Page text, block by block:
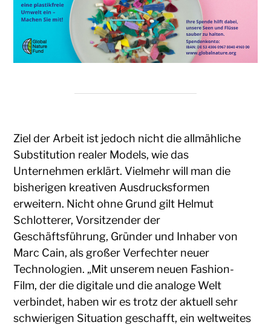
Ziel der Arbeit ist jedoch nicht die allmähliche
Substitution realer Models, wie das
Unternehmen erklärt. Vielmehr will man die
bisherigen kreativen Ausdrucksformen
erweitern. Nicht ohne Grund gilt Helmut
Schlotterer, Vorsitzender der
Geschäftsführung, Gründer und Inhaber von
Marc Cain, als großer Verfechter neuer
Technologien. „Mit unserem neuen Fashion-
Film, der die digitale und die analoge Welt
verbindet, haben wir es trotz der aktuell sehr
schwierigen Situation geschafft, ein weltweites